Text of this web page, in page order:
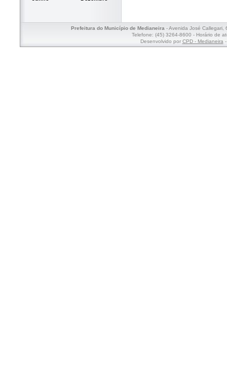
Prefeitura do Município de Medianeira- Avenida José Callegari,
Telefone: (45) 3264-8600 - Horário de
Desenvolvido por CPD - Medianeira-